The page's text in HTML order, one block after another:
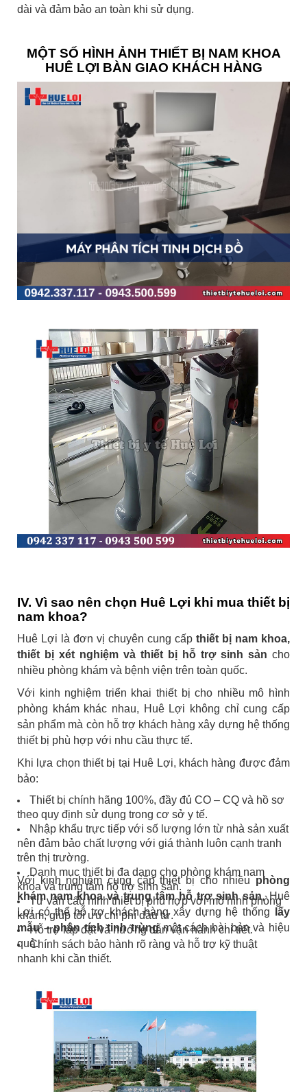
dài và đảm bảo an toàn khi sử dụng.
MỘT SỐ HÌNH ẢNH THIẾT BỊ NAM KHOA
HUÊ LỢI BÀN GIAO KHÁCH HÀNG
IV. Vì sao nên chọn Huê Lợi khi mua thiết bị
nam khoa?
Huê Lợi là đơn vị chuyên cung cấp thiết bị nam khoa,
thiết bị xét nghiệm và thiết bị hỗ trợ sinh sản cho
nhiều phòng khám và bệnh viện trên toàn quốc.
Với kinh nghiệm triển khai thiết bị cho nhiều mô hình
phòng khám khác nhau, Huê Lợi không chỉ cung cấp
sản phẩm mà còn hỗ trợ khách hàng xây dựng hệ thống
thiết bị phù hợp với nhu cầu thực tế.
Khi lựa chọn thiết bị tại Huê Lợi, khách hàng được đảm
bảo:
Thiết bị chính hãng 100%, đầy đủ CO – CQ và hồ sơ
theo quy định sử dụng trong cơ sở y tế.
Nhập khẩu trực tiếp với số lượng lớn từ nhà sản xuất
nên đảm bảo chất lượng với giá thành luôn cạnh tranh
trên thị trường.
Danh mục thiết bị đa dạng cho phòng khám nam
khoa và trung tâm hỗ trợ sinh sản.
Tư vấn cấu hình thiết bị phù hợp với mô hình phòng
khám, giúp tối ưu chi phí đầu tư.
Hỗ trợ lắp đặt và hướng dẫn vận hành chi tiết.
Chính sách bảo hành rõ ràng và hỗ trợ kỹ thuật
nhanh khi cần thiết.
Với kinh nghiệm cung cấp thiết bị cho nhiều phòng
khám nam khoa và trung tâm hỗ trợ sinh sản, Huê
Lợi có thể hỗ trợ khách hàng xây dựng hệ thống
lấy
mẫu – phân tích tinh trùngmột cách bài bản và hiệu
quả.